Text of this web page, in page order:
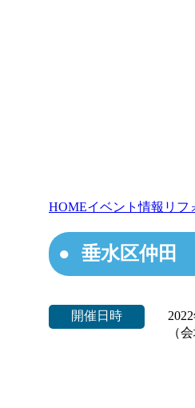
HOMEイベント情報 リフ
垂水区仲田
開催日時
（